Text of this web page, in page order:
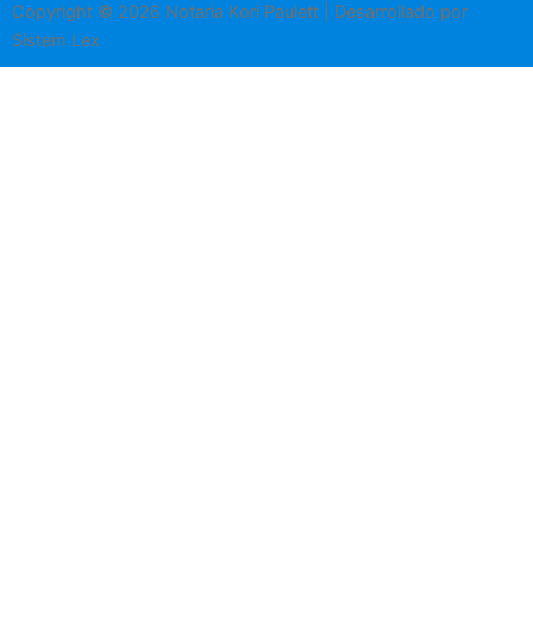
Copyright © 2026 Notaria Kori Paulett | Desarrollado por
Sistem Lex